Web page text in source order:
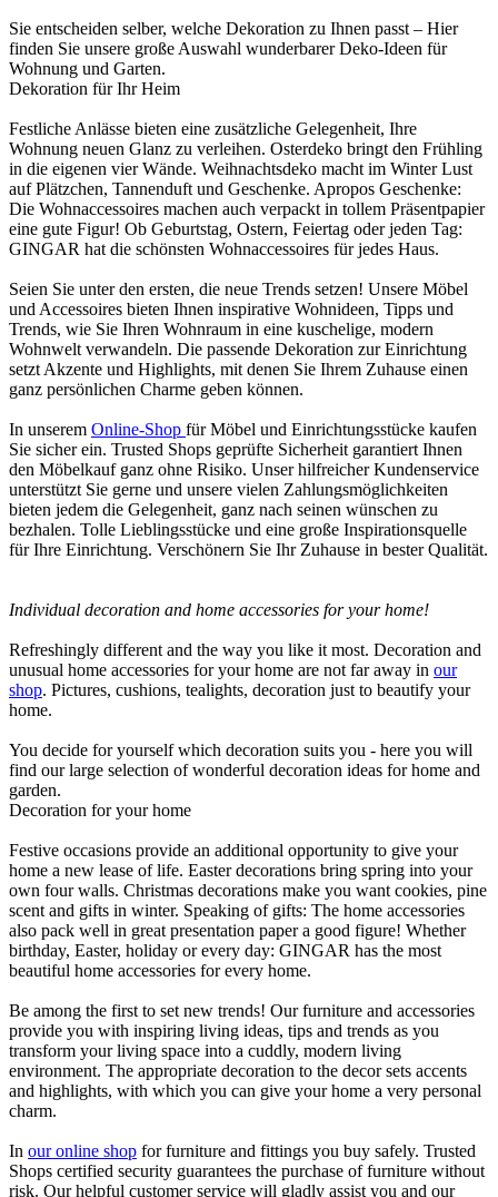
Sie entscheiden selber, welche Dekoration zu Ihnen passt – Hier
finden Sie unsere große Auswahl wunderbarer Deko-Ideen für
Wohnung und Garten.
Dekoration für Ihr Heim
Festliche Anlässe bieten eine zusätzliche Gelegenheit, Ihre
Wohnung neuen Glanz zu verleihen. Osterdeko bringt den Frühling
in die eigenen vier Wände. Weihnachtsdeko macht im Winter Lust
auf Plätzchen, Tannenduft und Geschenke. Apropos Geschenke:
Die Wohnaccessoires machen auch verpackt in tollem Präsentpapier
eine gute Figur! Ob Geburtstag, Ostern, Feiertag oder jeden Tag:
GINGAR hat die schönsten Wohnaccessoires für jedes Haus.
Seien Sie unter den ersten, die neue Trends setzen! Unsere Möbel
und Accessoires bieten Ihnen inspirative Wohnideen, Tipps und
Trends, wie Sie Ihren Wohnraum in eine kuschelige, modern
Wohnwelt verwandeln. Die passende Dekoration zur Einrichtung
setzt Akzente und Highlights, mit denen Sie Ihrem Zuhause einen
ganz persönlichen Charme geben können.
In unserem Online-Shop für Möbel und Einrichtungsstücke kaufen
Sie sicher ein. Trusted Shops geprüfte Sicherheit garantiert Ihnen
den Möbelkauf ganz ohne Risiko. Unser hilfreicher Kundenservice
unterstützt Sie gerne und unsere vielen Zahlungsmöglichkeiten
bieten jedem die Gelegenheit, ganz nach seinen wünschen zu
bezhalen. Tolle Lieblingsstücke und eine große Inspirationsquelle
für Ihre Einrichtung. Verschönern Sie Ihr Zuhause in bester Qualität.
Individual decoration and home accessories for your home!
Refreshingly different and the way you like it most. Decoration and
unusual home accessories for your home are not far away in our
shop. Pictures, cushions, tealights, decoration just to beautify your
home.
You decide for yourself which decoration suits you - here you will
find our large selection of wonderful decoration ideas for home and
garden.
Decoration for your home
Festive occasions provide an additional opportunity to give your
home a new lease of life. Easter decorations bring spring into your
own four walls. Christmas decorations make you want cookies, pine
scent and gifts in winter. Speaking of gifts: The home accessories
also pack well in great presentation paper a good figure! Whether
birthday, Easter, holiday or every day: GINGAR has the most
beautiful home accessories for every home.
Be among the first to set new trends! Our furniture and accessories
provide you with inspiring living ideas, tips and trends as you
transform your living space into a cuddly, modern living
environment. The appropriate decoration to the decor sets accents
and highlights, with which you can give your home a very personal
charm.
In our online shop for furniture and fittings you buy safely. Trusted
Shops certified security guarantees the purchase of furniture without
risk. Our helpful customer service will gladly assist you and our